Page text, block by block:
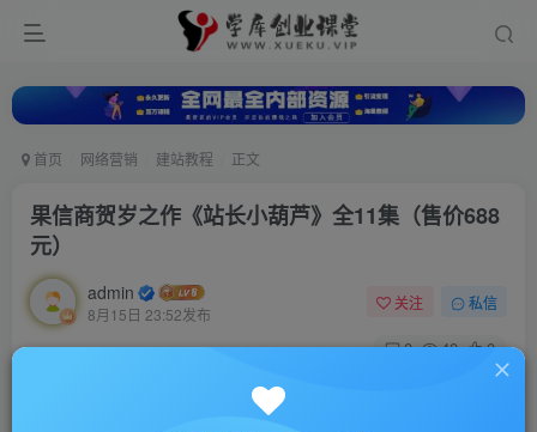
首页 网络营销 建站教程 正文
果信商贺岁之作《站长小葫芦》全11集（售价688
元）
admin
8月15日 23:52发布
关注 私信
0 40 0
果信商贺岁之作《站长小葫芦》全11集（售价688元）